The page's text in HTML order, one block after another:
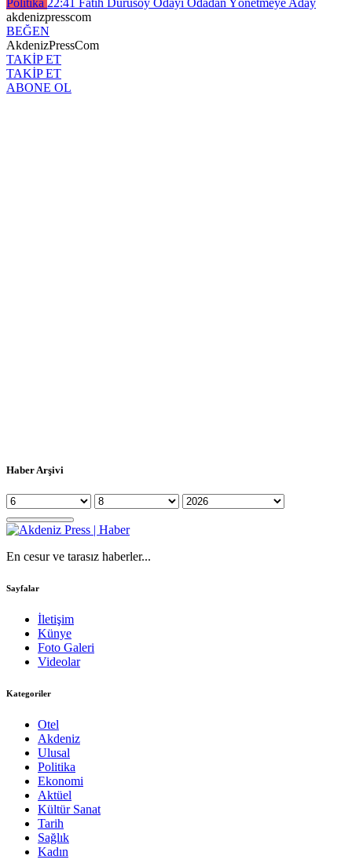
akdenizpresscom
BEĞEN
AkdenizPressCom
TAKİP ET
TAKİP ET
ABONE OL
Haber Arşivi
En cesur ve tarasız haberler...
Sayfalar
İletişim
Künye
Foto Galeri
Videolar
Kategoriler
Otel
Akdeniz
Ulusal
Politika
Ekonomi
Aktüel
Kültür Sanat
Tarih
Sağlık
Kadın